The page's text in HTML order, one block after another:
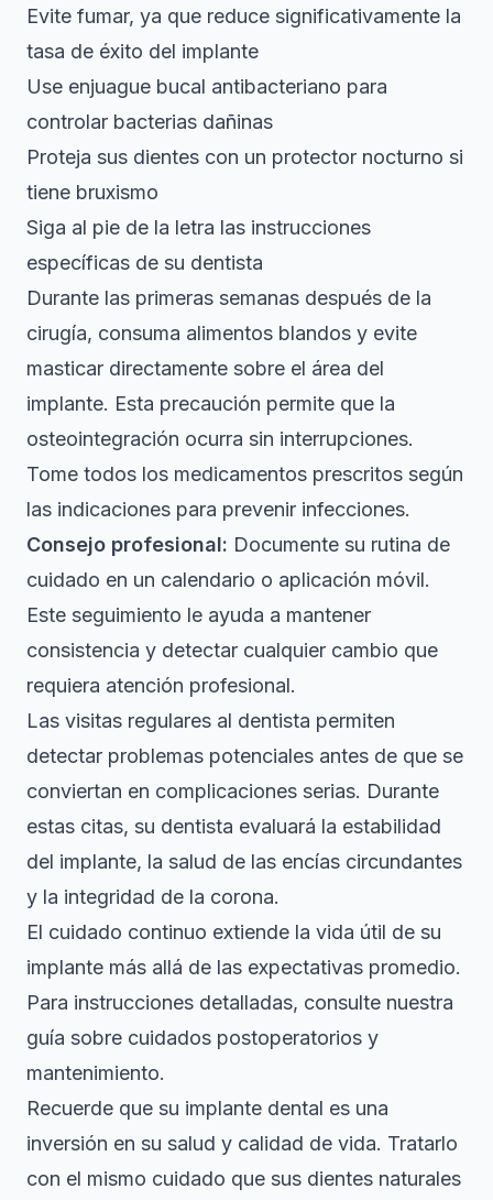
Evite fumar, ya que reduce significativamente la
tasa de éxito del implante
Use enjuague bucal antibacteriano para
controlar bacterias dañinas
Proteja sus dientes con un protector nocturno si
tiene bruxismo
Siga al pie de la letra las instrucciones
específicas de su dentista
Durante las primeras semanas después de la
cirugía, consuma alimentos blandos y evite
masticar directamente sobre el área del
implante. Esta precaución permite que la
osteointegración ocurra sin interrupciones.
Tome todos los medicamentos prescritos según
las indicaciones para prevenir infecciones.
Consejo profesional: Documente su rutina de
cuidado en un calendario o aplicación móvil.
Este seguimiento le ayuda a mantener
consistencia y detectar cualquier cambio que
requiera atención profesional.
Las visitas regulares al dentista permiten
detectar problemas potenciales antes de que se
conviertan en complicaciones serias. Durante
estas citas, su dentista evaluará la estabilidad
del implante, la salud de las encías circundantes
y la integridad de la corona.
El cuidado continuo extiende la vida útil de su
implante más allá de las expectativas promedio.
Para instrucciones detalladas, consulte nuestra
guía sobre cuidados postoperatorios y
mantenimiento.
Recuerde que su implante dental es una
inversión en su salud y calidad de vida. Tratarlo
con el mismo cuidado que sus dientes naturales